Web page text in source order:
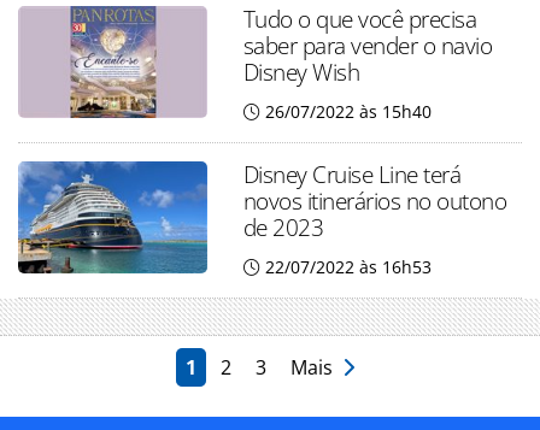
Tudo o que você precisa
saber para vender o navio
Disney Wish
26/07/2022 às 15h40
Disney Cruise Line terá
novos itinerários no outono
de 2023
22/07/2022 às 16h53
1 2 3 Mais